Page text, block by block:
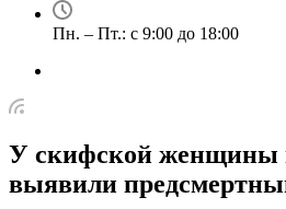
Пн. – Пт.: с 9:00 до 18:00
У скифской женщины
выявили